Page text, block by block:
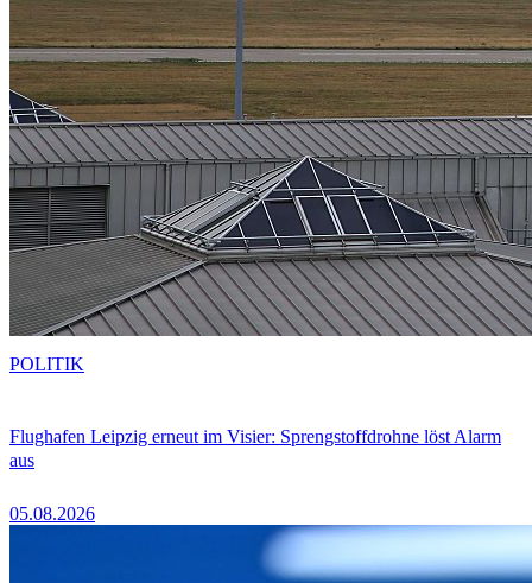
Flughafen Leipzig erneut im Visier: Sprengstoffdrohne löst Alarm
aus
05.08.2026
POLITIK